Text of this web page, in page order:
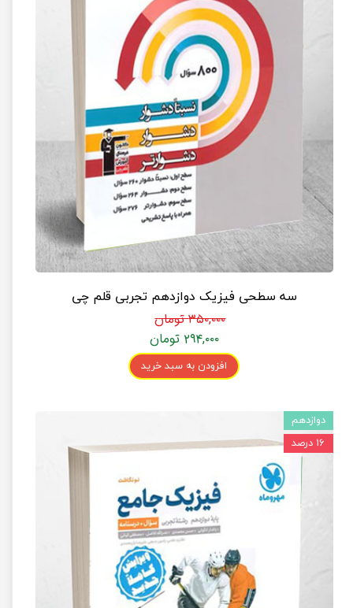
سه سطحی فیزیک دوازدهم تجربی قلم چی
۳۵۰,۰۰۰ تومان
۲۹۴,۰۰۰ تومان
افزودن به سبد خرید
دوازدهم
۱۶ درصد